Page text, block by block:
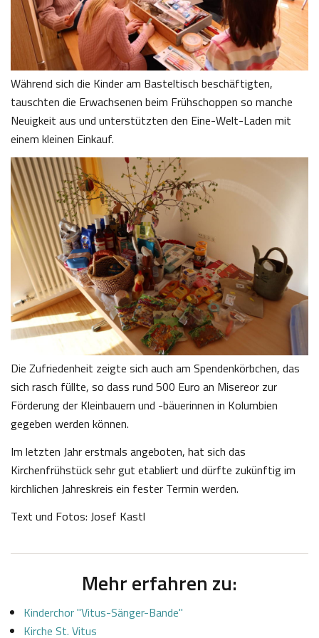
Während sich die Kinder am Basteltisch beschäftigten,
tauschten die Erwachsenen beim Frühschoppen so manche
Neuigkeit aus und unterstützten den Eine-Welt-Laden mit
einem kleinen Einkauf.
Die Zufriedenheit zeigte sich auch am Spendenkörbchen, das
sich rasch füllte, so dass rund 500 Euro an Misereor zur
Förderung der Kleinbauern und -bäuerinnen in Kolumbien
gegeben werden können.
Im letzten Jahr erstmals angeboten, hat sich das
Kirchenfrühstück sehr gut etabliert und dürfte zukünftig im
kirchlichen Jahreskreis ein fester Termin werden.
Text und Fotos: Josef Kastl
Mehr erfahren zu:
Kinderchor "Vitus-Sänger-Bande"
Kirche St. Vitus